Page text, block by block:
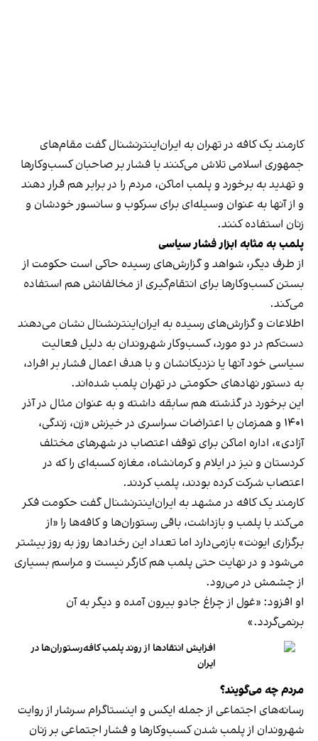
کارمند یک کافه در تهران به ایران‌اینترنشنال گفت مقام‌های
جمهوری اسلامی تلاش می‌کنند با فشار بر صاحبان کسب‌وکارها
و تهدید به برخورد و پلمب اماکن، مردم را در برابر هم قرار دهند
و از آنها به عنوان وسیله‌ای برای سرکوب و سانسور خودشان و
زنان استفاده کنند.
پلمب به مثابه ابزار فشار سیاسی
از طرف دیگر، شواهد و گزارش‌های رسیده حاکی است حکومت از
بستن کسب‌وکارها برای انتقام‌گیری از مخالفانش هم استفاده
می‌کند.
اطلاعات و گزارش‌های رسیده به ایران‌اینترنشنال نشان می‌دهند
دست‌کم در دو مورد، کسب‌وکار شهروندان به دلیل فعالیت
سیاسی خود آنها یا نزدیکانشان و با هدف اعمال فشار بر افراد،
به دستور نهادهای حکومتی در تهران پلمب شده‌اند.
این برخورد در گذشته هم سابقه داشته و به عنوان مثال در آذر
۱۴۰۱ و همزمان با اعتراضات سراسری در خیزش «زن، زندگی،
آزادی»، اداره اماکن برای توقف اعتصاب در شهرهای مختلف
کردستان و نیز در ایلام و کرمانشاه، مغازه کسبه‌ای را که در
اعتصاب شرکت کرده بودند، پلمب کردند.
کارمند یک کافه در مشهد به ایران‌اینترنشنال گفت حکومت فکر
می‌کند با پلمب و بازداشت، باقی رستوران‌ها و کافه‌ها را «از
برگزاری ایونت» بازمی‌دارد اما تعداد این رخدادها روز به روز بیشتر
می‌شود و در نهایت حتی پلمب هم کارگر نیست و مراسم بسیاری
از چشمش در می‌رود.
او افزود: «غول از چراغ جادو بیرون آمده و دیگر به آن
برنمی‎‌گردد.»
افزایش انتقادها از روند پلمب کافه‌رستوران‌ها در
ایران
مردم چه می‌گویند؟
رسانه‎‌های اجتماعی از جمله ایکس و اینستاگرام سرشار از روایت
شهروندان از پلمب شدن کسب‌وکارها و فشار اجتماعی بر زنان